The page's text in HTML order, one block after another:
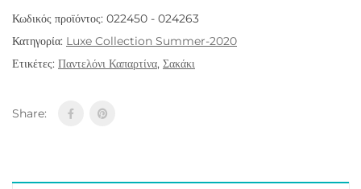
Κωδικός προϊόντος: 022450 - 024263
Κατηγορία: Luxe Collection Summer-2020
Ετικέτες: Παντελόνι Καπαρτίνα, Σακάκι
Share: